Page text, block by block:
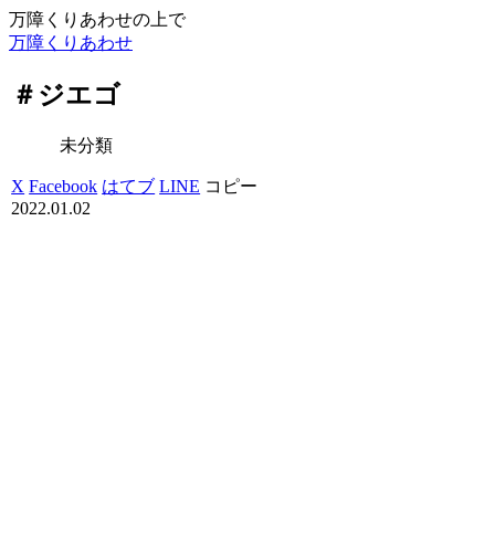
万障くりあわせの上で
万障くりあわせ
＃ジエゴ
未分類
X Facebook はてブ LINE コピー
2022.01.02